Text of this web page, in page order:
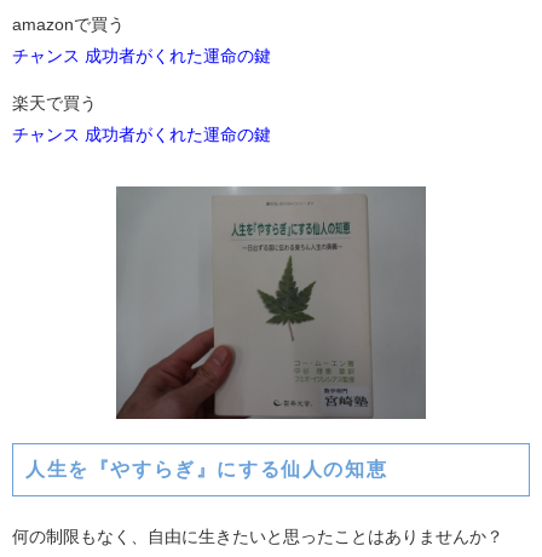
amazonで買う
チャンス 成功者がくれた運命の鍵
楽天で買う
チャンス 成功者がくれた運命の鍵
人生を『やすらぎ』にする仙人の知恵
何の制限もなく、自由に生きたいと思ったことはありませんか？